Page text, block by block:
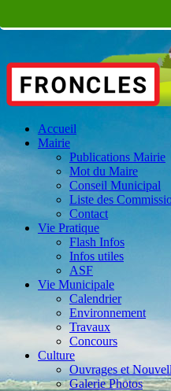
Accueil
Mairie
Publications Mairie
Mot du Maire
Conseil Municipal
Liste des
Contact
Vie Pratique
Flash Infos
Infos utiles
ASF
Vie Municipale
Calendrier
Environnement
Travaux
Concours
Culture
Ouvrages et
Galerie Photos